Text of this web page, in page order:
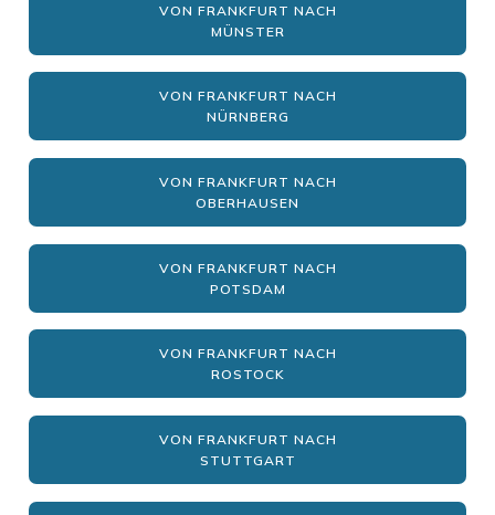
VON FRANKFURT NACH
MÜNSTER
VON FRANKFURT NACH
NÜRNBERG
VON FRANKFURT NACH
OBERHAUSEN
VON FRANKFURT NACH
POTSDAM
VON FRANKFURT NACH
ROSTOCK
VON FRANKFURT NACH
STUTTGART